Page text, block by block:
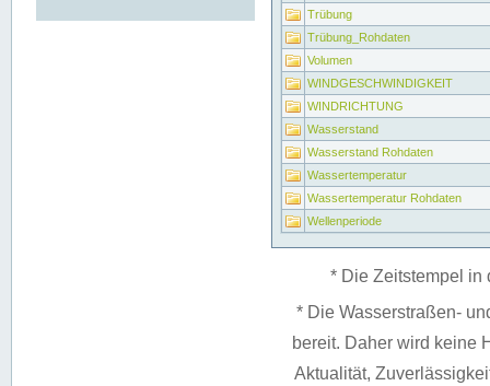
Trübung
Trübung_Rohdaten
Volumen
WINDGESCHWINDIGKEIT
WINDRICHTUNG
Wasserstand
Wasserstand Rohdaten
Wassertemperatur
Wassertemperatur Rohdaten
Wellenperiode
* Die Zeitstempel in
* Die Wasserstraßen-
bereit. Daher wird keine
Aktualität,